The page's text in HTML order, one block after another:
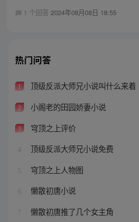
1 个回答 2024年08月08日 18:55
热门问答
1 顶级反派大师兄小说叫什么来着
2 小阁老的田园娇妻小说
3 穹顶之上评价
4 顶级反派大师兄小说免费
5 穹顶之上人物图
6 懒散初唐小说
7 懒散初唐推了几个女主角